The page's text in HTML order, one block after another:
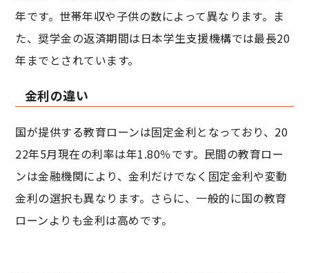
年です。世帯年収や子供の数によって異なります。ま
た、奨学金の返済期間は日本学生支援機構では最長20
年までとされています。
金利の違い
国が提供する教育ローンは固定金利となっており、20
22年5月現在の利率は年1.80％です。民間の教育ロー
ンは金融機関により、金利だけでなく固定金利や変動
金利の選択も異なります。さらに、一般的に国の教育
ローンよりも金利は高めです。